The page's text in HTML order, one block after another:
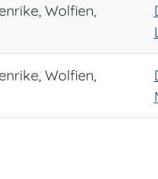
Wolfien,
Wolfien,